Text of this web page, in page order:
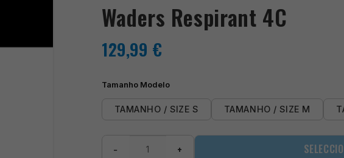
Waders Respirant 4C
129,99 €
Tamanho Modelo
TAMANHO / SIZE S TAMANHO / SIZE M
− +